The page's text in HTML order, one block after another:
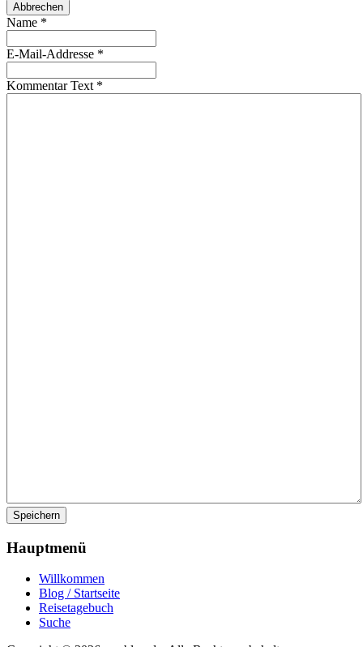
Abbrechen
Name *
E-Mail-Addresse *
Kommentar Text *
Speichern
Hauptmenü
Willkommen
Blog / Startseite
Reisetagebuch
Suche